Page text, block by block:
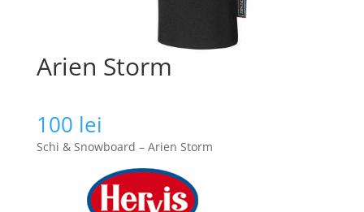
Arien Storm
100 lei
Schi & Snowboard – Arien Storm